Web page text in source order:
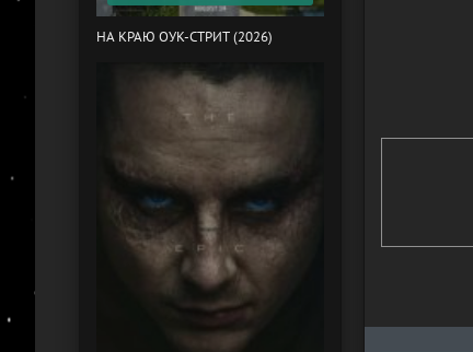
НА КРАЮ ОУК-СТРИТ (2026)